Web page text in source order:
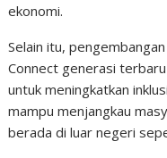
ekonomi.
Selain itu,
Connect generasi
untuk meningkatkan
mampu menjangkau
berada di luar negeri